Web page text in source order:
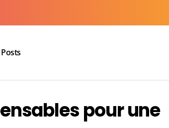
pour une